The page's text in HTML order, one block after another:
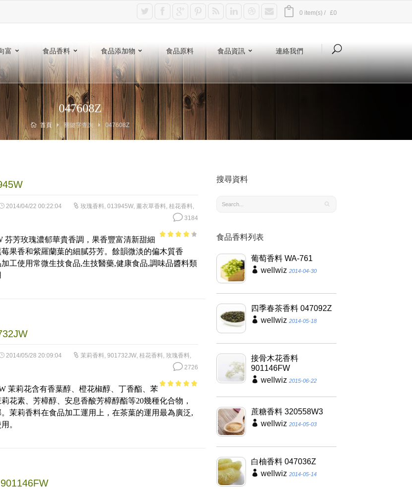
0 item(s) / £0
富 食品香料 食品添加物 食品原料 食品資訊 連絡我們
047608Z
首頁 關鍵字查詢 047608Z
2014/04/22 00:22:04 玫瑰香料, 013945W, 薰衣草香料, 桂花香料,
3184
of 5
芬芳玫瑰濃郁華貴香調，果香豐富清新甜細
果香和紫羅蘭葉的細膩芬芳。餘韻微淡的偏木質香
工使用常微生技食品,生技醫藥,健康食品,調味品醬料類
2014/05/28 20:09:04 茉莉香料, 901732JW, 桂花香料, 玫瑰香料,
2726
5
茉莉花含有香葉醇、橙花椒醇、丁香酯、苯
花素、芳樟醇、安息香酸芳樟醇酯等20幾種化合物，
茉莉香料在食品加工運用上，在茶葉的運用最為廣泛,
。
搜尋資料
食品香料列表
葡萄香料 WA-761
wellwiz 2014-04-30
四季春茶香料 047092Z
wellwiz 2014-05-18
接骨木花香料
901146FW
wellwiz 2015-06-22
蔗糖香料 320558W3
wellwiz 2014-05-03
白柚香料 047036Z
wellwiz 2014-05-14